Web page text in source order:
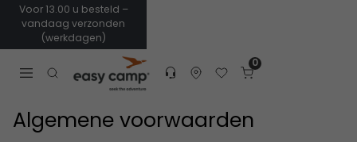
Voor 13.00 u besteld –
vandaag verzonden
(werkdagen)
Open search modal
Customer service
Find dealer
Favorites
Cart
0
Algemene voorwaarden